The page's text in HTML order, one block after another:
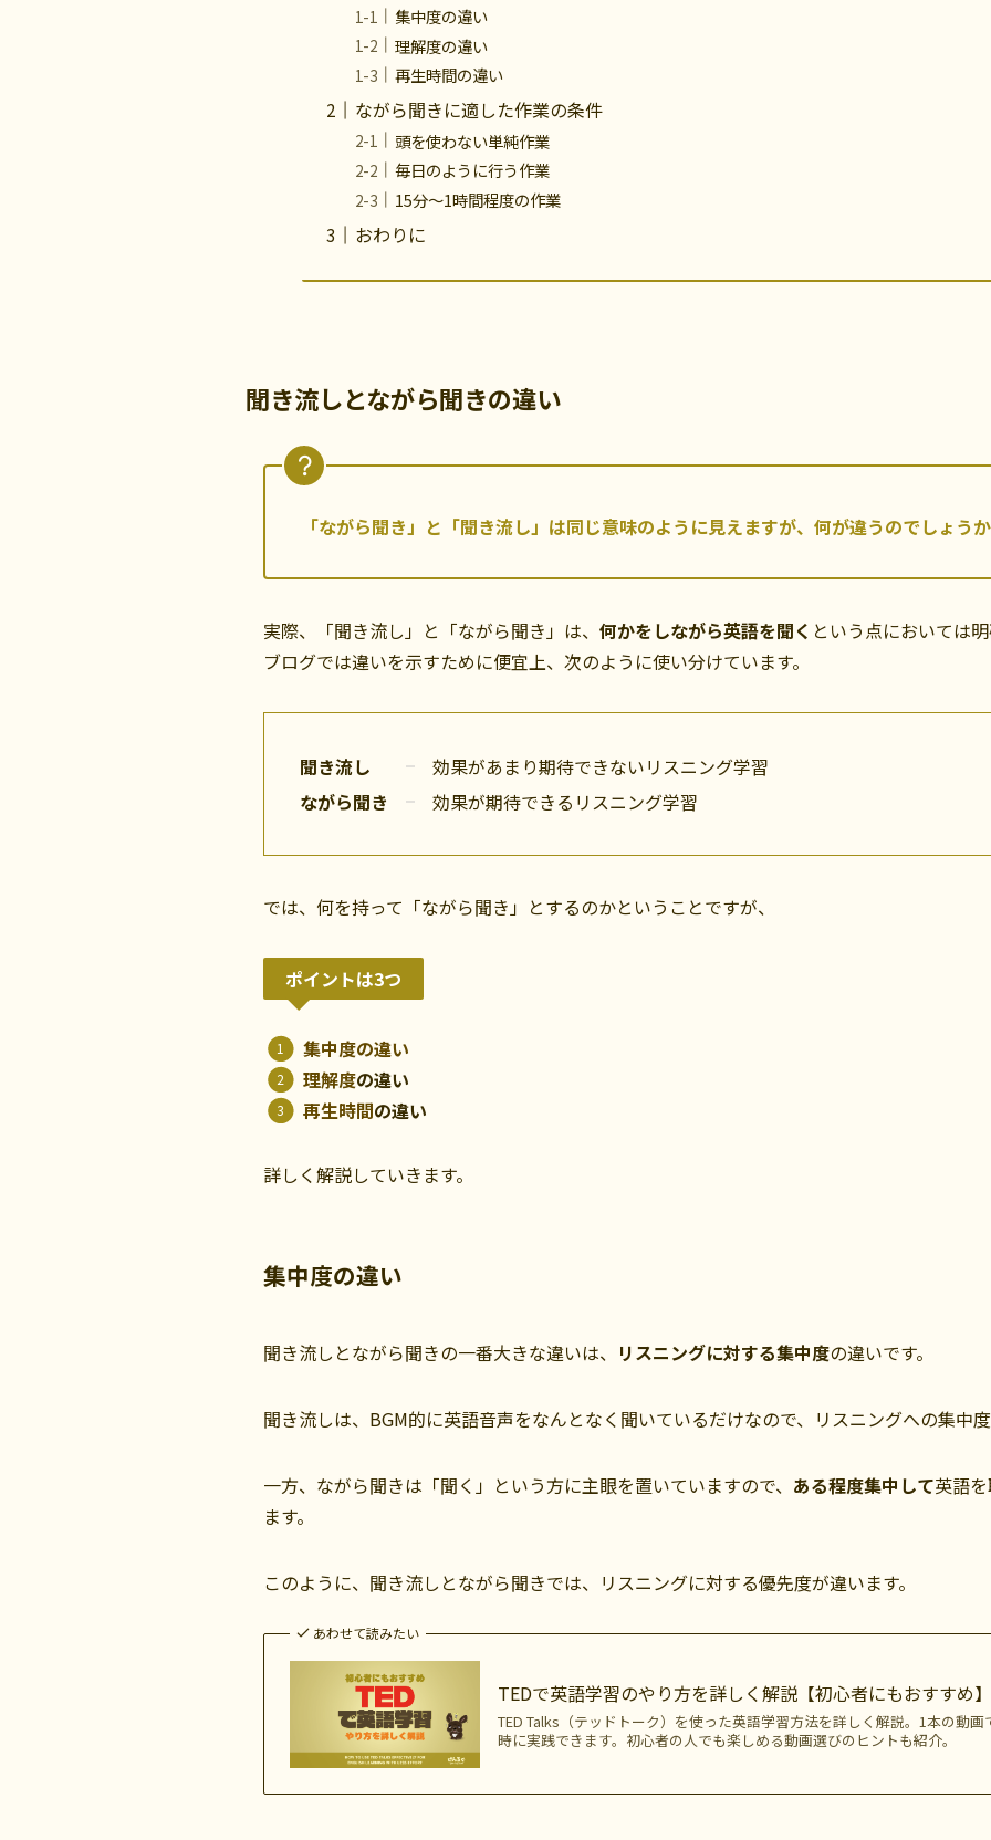
集中度の違い
理解度の違い
再生時間の違い
ながら聞きに適した作業の条件
頭を使わない単純作業
毎日のように行う作業
15分〜1時間程度の作業
おわりに
聞き流しとながら聞きの違い
「ながら聞き」と「聞き流し」は同じ意味のように見えますが、何が違うのでしょう
実際、「聞き流し」と「ながら聞き」は、 何かをしながら英語を聞く という点においては
ブログでは違いを示すために便宜上、次のように使い分けています。
聞き流し
効果があまり期待できないリスニング学習
ながら聞き
効果が期待できるリスニング学習
では、何を持って「ながら聞き」とするのかということですが、
ポイントは3つ
集中度の違い
理解度の違い
再生時間の違い
詳しく解説していきます。
集中度の違い
聞き流しとながら聞きの一番大きな違いは、 リスニングに対する集中度の違いです。
聞き流しは、BGM的に英語音声をなんとなく聞いているだけなので、リスニングへの集中度
一方、ながら聞きは「聞く」という方に主眼を置いていますので、 ある程度集中して英語
ます。
このように、聞き流しとながら聞きでは、リスニングに対する優先度が違います。
あわせて読みたい
TEDで英語学習のやり方を詳しく解説【初心者にもおすすめ】
TED Talks（テッドトーク）を使った英語学習方法を詳しく解説。1本の動
時に実践できます。初心者の人でも楽しめる動画選びのヒントも紹介。